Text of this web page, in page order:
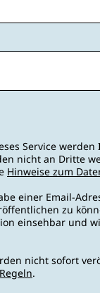
Service werden
nicht an Dritte
Hinweise zum
einer Email-
zu
einsehbar und
nicht sofort
Regeln.